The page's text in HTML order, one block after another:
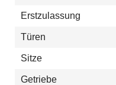
Erstzulassung
Türen
Sitze
Getriebe